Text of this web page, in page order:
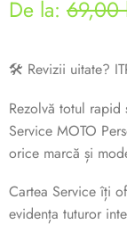
De la: 69,00
🛠️ Revizii uitate?
Rezolvă totul rapid
Service MOTO
orice marcă și
Cartea Service îți
evidența tuturor